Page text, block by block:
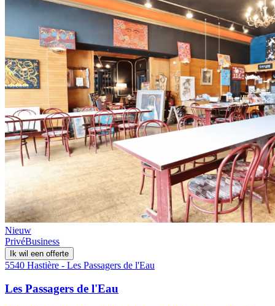
Nieuw
PrivéBusiness
Ik wil een offerte
5540 Hastière - Les Passagers de l'Eau
Les Passagers de l'Eau